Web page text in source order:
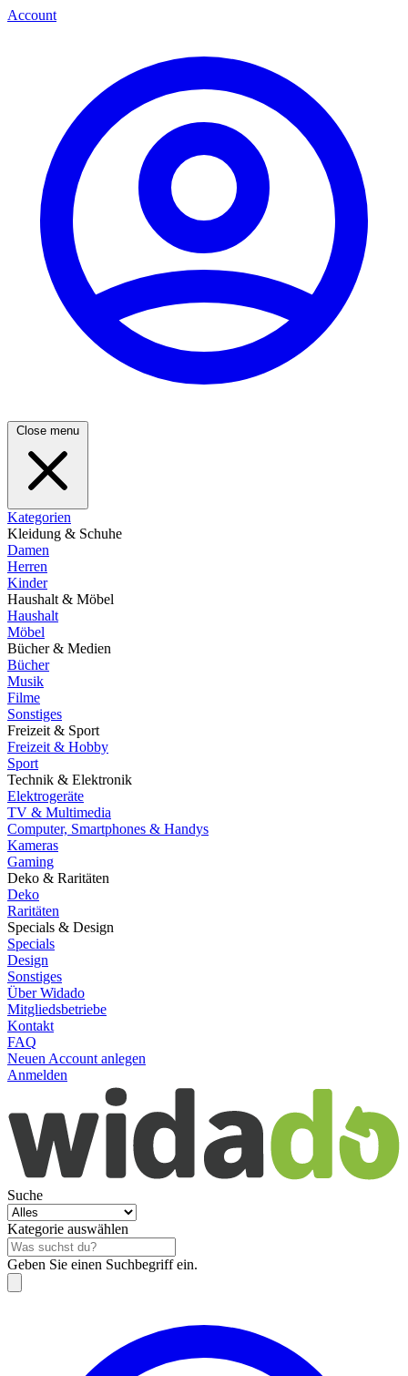
Account
Close menu
Kategorien
Kleidung & Schuhe
Damen
Herren
Kinder
Haushalt & Möbel
Haushalt
Möbel
Bücher & Medien
Bücher
Musik
Filme
Sonstiges
Freizeit & Sport
Freizeit & Hobby
Sport
Technik & Elektronik
Elektrogeräte
TV & Multimedia
Computer, Smartphones & Handys
Kameras
Gaming
Deko & Raritäten
Deko
Raritäten
Specials & Design
Specials
Design
Sonstiges
Über Widado
Mitgliedsbetriebe
Kontakt
FAQ
Neuen Account anlegen
Anmelden
Suche
Kategorie auswählen
Geben Sie einen Suchbegriff ein.